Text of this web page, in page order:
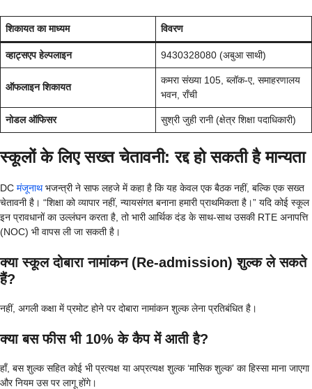
शिकायत का माध्यम विवरण
व्हाट्सएप हेल्पलाइन 9430328080 (अबुआ साथी)
ऑफलाइन शिकायत
कमरा संख्या 105, ब्लॉक-ए, समाहरणालय
भवन, राँची
नोडल ऑफिसर सुश्री जुही रानी (क्षेत्र शिक्षा पदाधिकारी)
स्कूलों के लिए सख्त चेतावनी: रद्द हो सकती है मान्यता
DC मंजूनाथभजन्त्री ने साफ लहजे में कहा है कि यह केवल एक बैठक नहीं, बल्कि एक सख्त
चेतावनी है। “शिक्षा को व्यापार नहीं, न्यायसंगत बनाना हमारी प्राथमिकता है।” यदि कोई स्कूल
इन प्रावधानों का उल्लंघन करता है, तो भारी आर्थिक दंड के साथ-साथ उसकी RTE अनापत्ति
(NOC) भी वापस ली जा सकती है।
क्या स्कूल दोबारा नामांकन (Re-admission) शुल्क ले सकते
हैं?
नहीं, अगली कक्षा में प्रमोट होने पर दोबारा नामांकन शुल्क लेना प्रतिबंधित है।
क्या बस फीस भी 10% के कैप में आती है?
हाँ, बस शुल्क सहित कोई भी प्रत्यक्ष या अप्रत्यक्ष शुल्क ‘मासिक शुल्क’ का हिस्सा माना जाएगा
और नियम उस पर लागू होंगे।